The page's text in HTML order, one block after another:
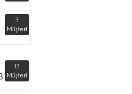
3
Müşteri
13
Müşteri